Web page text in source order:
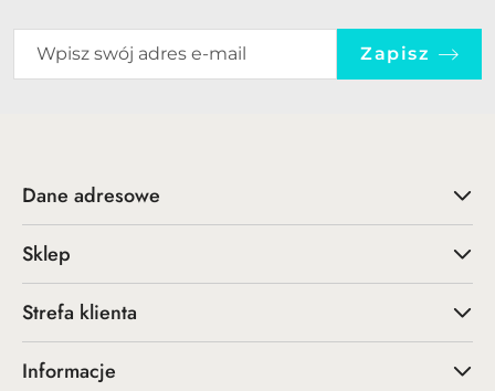
Zapisz
Dane adresowe
Sklep
Strefa klienta
Informacje